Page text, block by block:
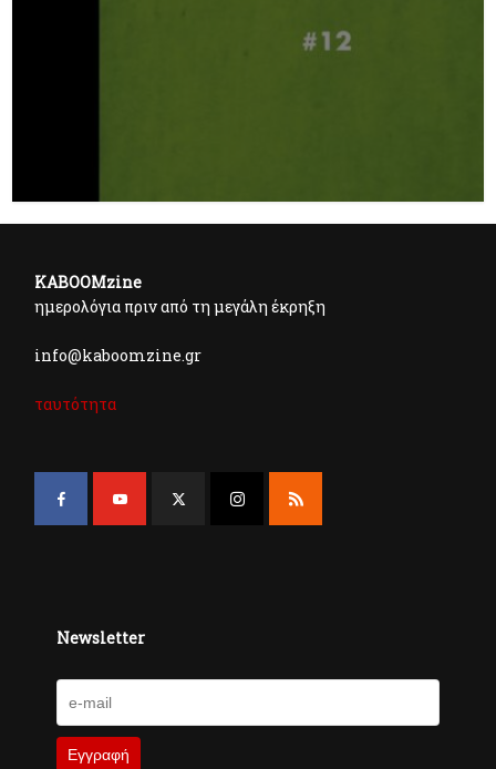
KABOOMzine
ημερολόγια πριν από τη μεγάλη έκρηξη
info@kaboomzine.gr
ταυτότητα
Newsletter